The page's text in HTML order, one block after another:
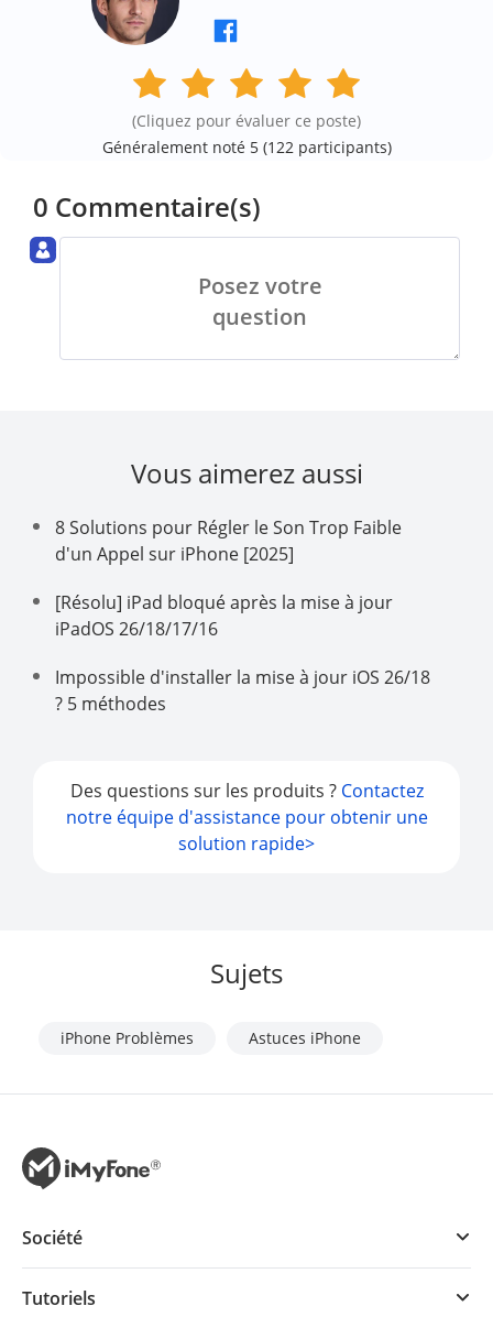
(Cliquez pour évaluer ce poste)
Généralement noté 5 (122participants)
0 Commentaire(s)
Posez votre
question
Vous aimerez aussi
8 Solutions pour Régler le Son Trop Faible
d'un Appel sur iPhone [2025]
[Résolu] iPad bloqué après la mise à jour
iPadOS 26/18/17/16
Impossible d'installer la mise à jour iOS 26/18
? 5 méthodes
Des questions sur les produits ? Contactez
notre équipe d'assistance pour obtenir une
solution rapide>
Sujets
iPhone Problèmes Astuces iPhone
Société
Tutoriels